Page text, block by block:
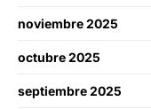
noviembre 2025
octubre 2025
septiembre 2025